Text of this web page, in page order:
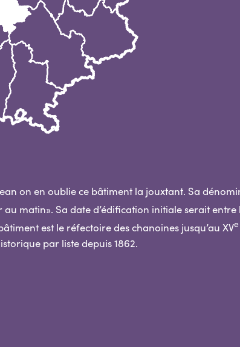
on en oublie ce bâtiment la jouxtant. Sa
matin». Sa date d’édification initiale serait entre
est le réfectoire des chanoines jusqu’au XVe
par liste depuis 1862.